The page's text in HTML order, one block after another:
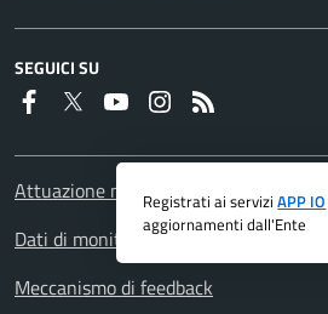
Registrati ai serviziAPP IO
aggiornamenti dall'Ente
SEGUICI SU
Faceboook
Twitter YoutubeInstagram
Attuazione misure PNRR
Dati di monitoraggio
Meccanismo di feedback